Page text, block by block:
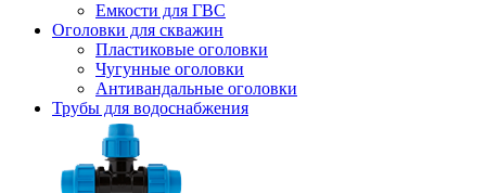
Емкости для ГВС
Оголовки для скважин
Пластиковые оголовки
Чугунные оголовки
Антивандальные оголовки
Трубы для водоснабжения